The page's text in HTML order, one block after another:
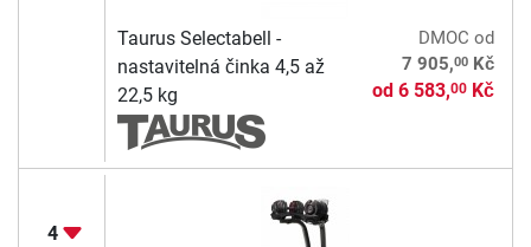
Taurus Selectabell -
nastavitelná činka 4,5 až
22,5 kg
DMOC od
7 905,00Kč
od 6 583,00Kč
4